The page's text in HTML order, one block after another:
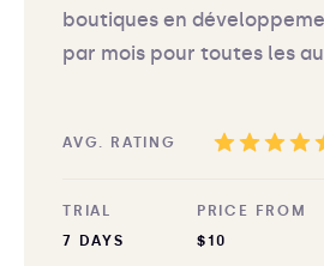
boutiques en
par mois pour toutes les
AVG. RATING
TRIAL
7 DAYS
PRICE FROM
$10